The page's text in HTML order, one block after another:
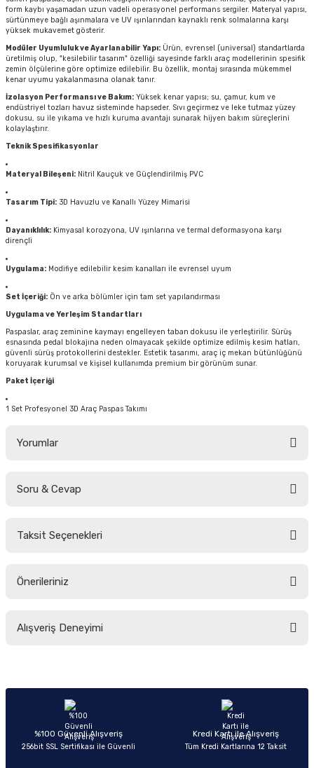
form kaybı yaşamadan uzun vadeli operasyonel performans sergiler. Materyal yapısı,
sürtünmeye bağlı aşınmalara ve UV ışınlarından kaynaklı renk solmalarına karşı
yüksek mukavemet gösterir.
Modüler Uyumluluk ve Ayarlanabilir Yapı: Ürün, evrensel (universal) standartlarda
üretilmiş olup, "kesilebilir tasarım" özelliği sayesinde farklı araç modellerinin spesifik
zemin ölçülerine göre optimize edilebilir. Bu özellik, montaj sırasında mükemmel
kenar uyumu yakalanmasına olanak tanır.
İzolasyon Performansı ve Bakım: Yüksek kenar yapısı; su, çamur, kum ve
endüstriyel tozları havuz sisteminde hapseder. Sıvı geçirmez ve leke tutmaz yüzey
dokusu, su ile yıkama ve hızlı kuruma avantajı sunarak hijyen bakım süreçlerini
kolaylaştırır.
Teknik Spesifikasyonlar
Materyal Bileşeni: Nitril Kauçuk ve Güçlendirilmiş PVC
Tasarım Tipi: 3D Havuzlu ve Kanallı Yüzey Mimarisi
Dayanıklılık: Kimyasal korozyona, UV ışınlarına ve termal deformasyona karşı
dirençli
Uygulama: Modifiye edilebilir kesim kanalları ile evrensel uyum
Set İçeriği: Ön ve arka bölümler için tam set yapılandırması
Uygulama ve Yerleşim Standartları
Paspaslar, araç zeminine kaymayı engelleyen taban dokusu ile yerleştirilir. Sürüş
esnasında pedal blokajına neden olmayacak şekilde optimize edilmiş kesim hatları,
güvenli sürüş protokollerini destekler. Estetik tasarımı, araç iç mekan bütünlüğünü
koruyarak kurumsal ve kişisel kullanımda premium bir görünüm sunar.
Paket İçeriği
1 Set Profesyonel 3D Araç Paspas Takımı
Yorumlar
Soru & Cevap
Taksit Seçenekleri
Önerileriniz
yetersiz gördüğünüz noktaları öneri formunu kullanarak tarafımıza
Ürün açıklamasında eksik bilgiler bulunuyor.
Ürün bilgilerinde hatalar bulunuyor.
Ürün fiyatı diğer sitelerden daha pahalı.
Alışveriş Deneyimi
Sitemize ilk yorumu siz yapın!
%100 Güvenli Alışveriş
256bit SSL Sertifikası ile Güvenli
Kredi Kartı ile Alışveriş
Tüm Kredi Kartlarına 12 Taksit